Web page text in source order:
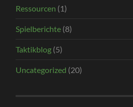
Ressourcen (1)
Spielberichte (8)
Taktikblog (5)
Uncategorized (20)